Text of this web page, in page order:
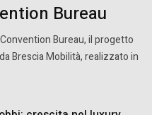
Bureau
Bureau, il progetto
Brescia Mobilità, realizzato in